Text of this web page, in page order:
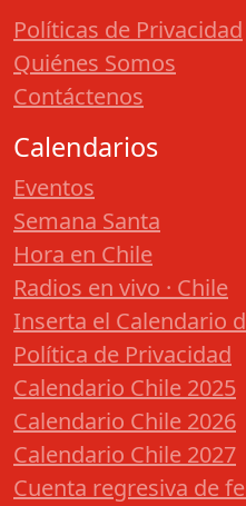
Políticas de Privacidad
Quiénes Somos
Contáctenos
Calendarios
Eventos
Semana Santa
Hora en Chile
Radios en vivo · Chile
Inserta el Calendario
Política de Privacidad
Calendario Chile 2025
Calendario Chile 2026
Calendario Chile 2027
Cuenta regresiva de